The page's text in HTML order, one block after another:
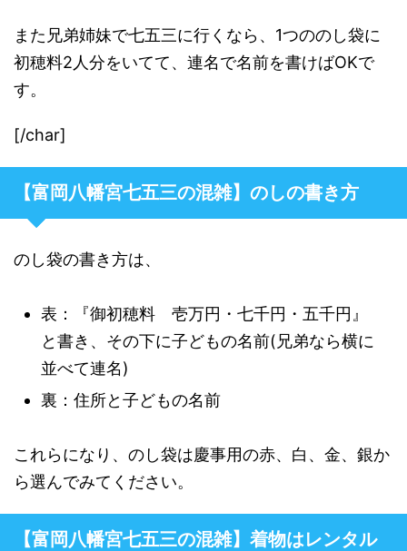
また兄弟姉妹で七五三に行くなら、1つののし袋に
初穂料2人分をいてて、連名で名前を書けばOKで
す。
[/char]
【富岡八幡宮七五三の混雑】のしの書き方
のし袋の書き方は、
表：『御初穂料 壱万円・七千円・五千円』
と書き、その下に子どもの名前(兄弟なら横に
並べて連名)
裏：住所と子どもの名前
これらになり、のし袋は慶事用の赤、白、金、銀か
ら選んでみてください。
【富岡八幡宮七五三の混雑】着物はレンタル